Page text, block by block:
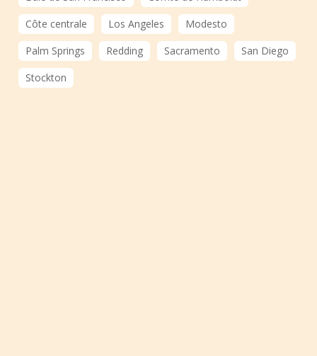
Côte centrale
Los Angeles
Modesto
Palm Springs
Redding Sacramento
San Diego
Stockton